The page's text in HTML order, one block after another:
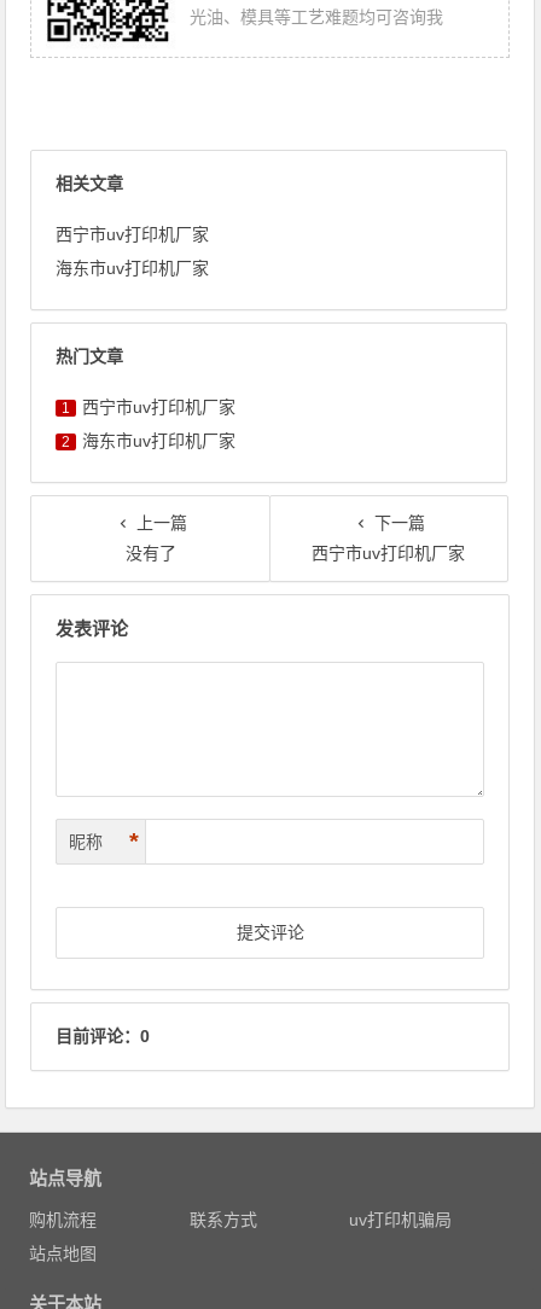
光油、模具等工艺难题均可咨询我
相关文章
西宁市uv打印机厂家
海东市uv打印机厂家
热门文章
1 西宁市uv打印机厂家
2 海东市uv打印机厂家
上一篇
没有了
下一篇
西宁市uv打印机厂家
发表评论
昵称 *
目前评论：0
站点导航
购机流程 联系方式
uv打印机骗局
站点地图
关于本站